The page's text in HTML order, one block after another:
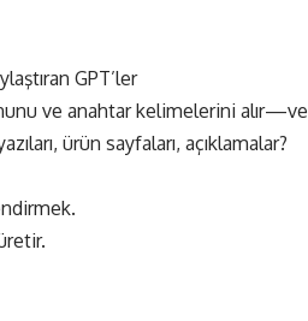
ve anahtar kelimelerini alır—ve
ürün sayfaları, açıklamalar?